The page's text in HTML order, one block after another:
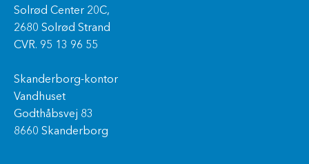
Solrød Center 20C,
2680 Solrød Strand
CVR. 95 13 96 55
Skanderborg-kontor
Vandhuset
Godthåbsvej 83
8660 Skanderborg